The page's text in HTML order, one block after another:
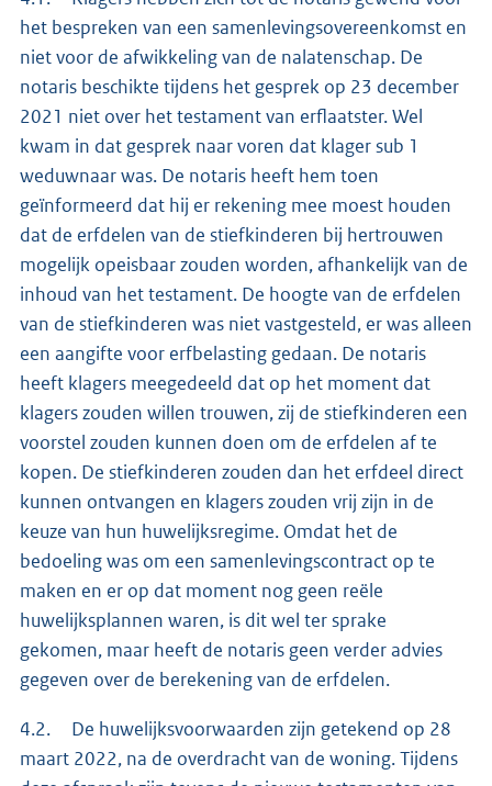
het bespreken van een samenlevingsovereenkomst en
niet voor de afwikkeling van de nalatenschap. De
notaris beschikte tijdens het gesprek op 23 december
2021 niet over het testament van erflaatster. Wel
kwam in dat gesprek naar voren dat klager sub 1
weduwnaar was. De notaris heeft hem toen
geïnformeerd dat hij er rekening mee moest houden
dat de erfdelen van de stiefkinderen bij hertrouwen
mogelijk opeisbaar zouden worden, afhankelijk van de
inhoud van het testament. De hoogte van de erfdelen
van de stiefkinderen was niet vastgesteld, er was alleen
een aangifte voor erfbelasting gedaan. De notaris
heeft klagers meegedeeld dat op het moment dat
klagers zouden willen trouwen, zij de stiefkinderen een
voorstel zouden kunnen doen om de erfdelen af te
kopen. De stiefkinderen zouden dan het erfdeel direct
kunnen ontvangen en klagers zouden vrij zijn in de
keuze van hun huwelijksregime. Omdat het de
bedoeling was om een samenlevingscontract op te
maken en er op dat moment nog geen reële
huwelijksplannen waren, is dit wel ter sprake
gekomen, maar heeft de notaris geen verder advies
gegeven over de berekening van de erfdelen.
4.2. De huwelijksvoorwaarden zijn getekend op 28
maart 2022, na de overdracht van de woning. Tijdens